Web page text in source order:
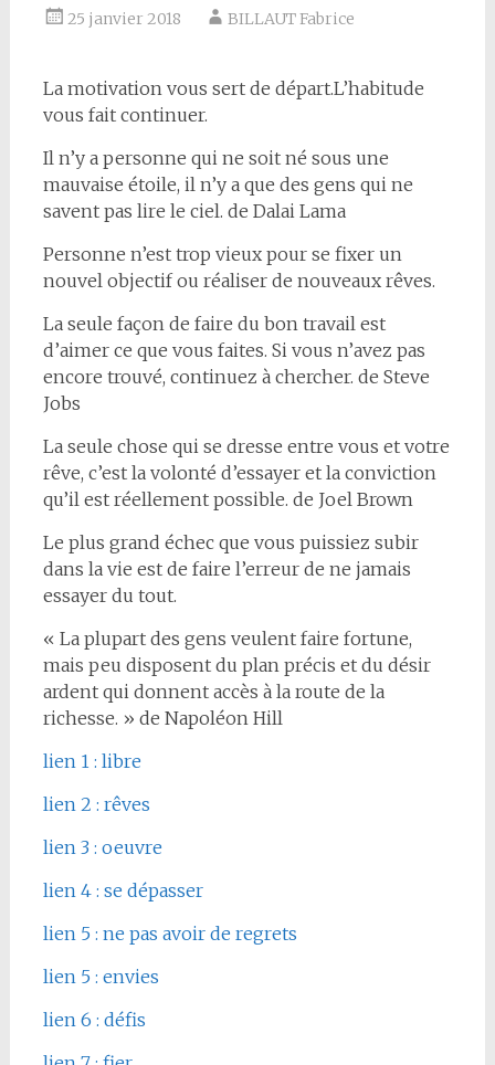
25 janvier 2018 BILLAUT Fabrice
La motivation vous sert de départ.L’habitude
vous fait continuer.
Il n’y a personne qui ne soit né sous une
mauvaise étoile, il n’y a que des gens qui ne
savent pas lire le ciel. de Dalai Lama
Personne n’est trop vieux pour se fixer un
nouvel objectif ou réaliser de nouveaux rêves.
La seule façon de faire du bon travail est
d’aimer ce que vous faites. Si vous n’avez pas
encore trouvé, continuez à chercher. de Steve
Jobs
La seule chose qui se dresse entre vous et votre
rêve, c’est la volonté d’essayer et la conviction
qu’il est réellement possible. de Joel Brown
Le plus grand échec que vous puissiez subir
dans la vie est de faire l’erreur de ne jamais
essayer du tout.
« La plupart des gens veulent faire fortune,
mais peu disposent du plan précis et du désir
ardent qui donnent accès à la route de la
richesse. » de Napoléon Hill
lien 1 : libre
lien 2 : rêves
lien 3 : oeuvre
lien 4 : se dépasser
lien 5 : ne pas avoir de regrets
lien 5 : envies
lien 6 : défis